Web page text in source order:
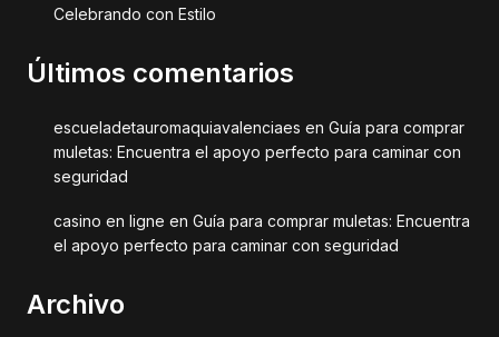
Celebrando con Estilo
Últimos comentarios
escueladetauromaquiavalenciaes en Guía para comprar
muletas: Encuentra el apoyo perfecto para caminar con
seguridad
casino en ligne en Guía para comprar muletas: Encuentra
el apoyo perfecto para caminar con seguridad
Archivo